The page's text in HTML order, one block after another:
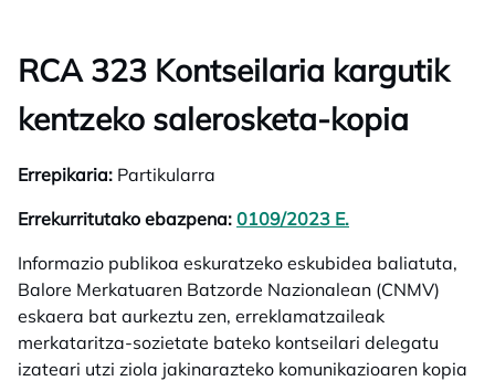
RCA 323 Kontseilaria kargutik
kentzeko salerosketa-kopia
Errepikaria: Partikularra
Errekurritutako ebazpena: 0109/2023 E.
Informazio publikoa eskuratzeko eskubidea baliatuta,
Balore Merkatuaren Batzorde Nazionalean (CNMV)
eskaera bat aurkeztu zen, erreklamatzaileak
merkataritza-sozietate bateko kontseilari delegatu
izateari utzi ziola jakinarazteko komunikazioaren kopia